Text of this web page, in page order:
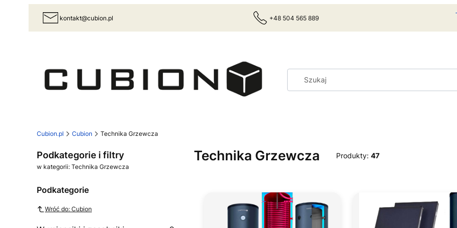
kontakt@cubion.pl +48 504 565 889
Cubion.pl Cubion Technika Grzewcza
Podkategorie i filtry
w kategorii: Technika Grzewcza
Podkategorie
Wróć do: Cubion
Technika Grzewcza Produkty: 47